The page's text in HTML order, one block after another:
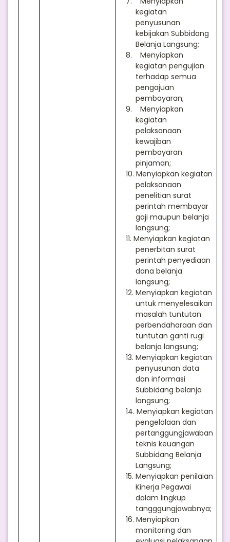
kegiatan
penyusunan
kebijakan Subbidang
Belanja Langsung;
8.
Menyiapkan
kegiatan pengujian
terhadap semua
pengajuan
pembayaran;
9.
Menyiapkan
kegiatan
pelaksanaan
kewajiban
pembayaran
pinjaman;
10. Menyiapkan kegiatan
pelaksanaan
penelitian surat
perintah membayar
gaji maupun belanja
langsung;
11. Menyiapkan kegiatan
penerbitan surat
perintah penyediaan
dana belanja
langsung;
12. Menyiapkan kegiatan
untuk menyelesaikan
masalah tuntutan
perbendaharaan dan
tuntutan ganti rugi
belanja langsung;
13. Menyiapkan kegiatan
penyusunan data
dan informasi
Subbidang belanja
langsung;
14. Menyiapkan kegiatan
pengelolaan dan
pertanggungjawaban
teknis keuangan
Subbidang Belanja
Langsung;
15. Menyiapkan penilaian
Kinerja Pegawai
dalam lingkup
tangggungjawabnya;
16. Menyiapkan
monitoring dan